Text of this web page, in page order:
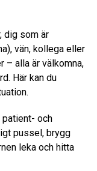
dig som är
vän, kollega eller
– alla är välkomna,
Här kan du
patient- och
pussel, brygg
leka och hitta